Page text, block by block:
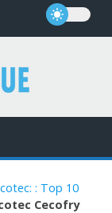
: Top 10
Cecofry